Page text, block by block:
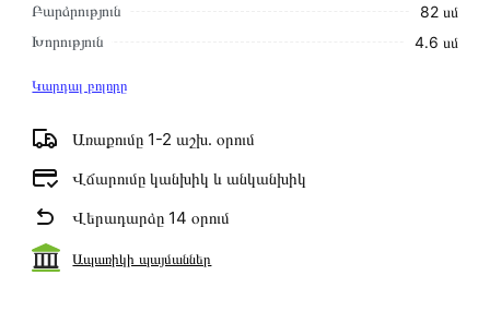
Բարձրություն
82 սմ
Խորություն
4․6 սմ
Կարդալ բոլորը
Առաքումը 1-2 աշխ․ օրում
Վճարումը կանխիկ և անկանխիկ
Վերադարձը 14 օրում
Ապառիկի պայմաններ